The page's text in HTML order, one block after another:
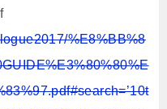
%E8%BB%8